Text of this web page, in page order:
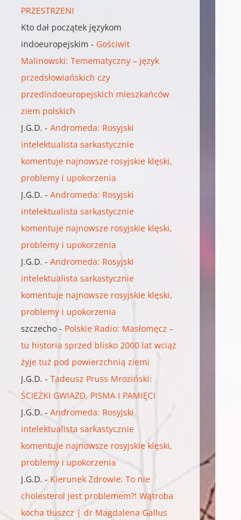
PRZESTRZENI
Kto dał początek językom
indoeuropejskim - Gościwit
Malinowski: Temematyczny – język
przedsłowiańskich czy
przedindoeuropejskich mieszkańców
ziem polskich
J.G.D. -Andromeda: Rosyjski
intelektualista sarkastycznie
komentuje najnowsze rosyjskie klęski,
problemy i upokorzenia
J.G.D. -Andromeda: Rosyjski
intelektualista sarkastycznie
komentuje najnowsze rosyjskie klęski,
problemy i upokorzenia
J.G.D. -Andromeda: Rosyjski
intelektualista sarkastycznie
komentuje najnowsze rosyjskie klęski,
problemy i upokorzenia
szczecho - Polskie Radio: Masłomęcz –
tu historia sprzed blisko 2000 lat wciąż
żyje tuż pod powierzchnią ziemi
J.G.D. -Tadeusz Pruss Mroziński:
ŚCIEŻKI GWIAZD, PISMA I PAMIĘCI
J.G.D. -Andromeda: Rosyjski
intelektualista sarkastycznie
komentuje najnowsze rosyjskie klęski,
problemy i upokorzenia
J.G.D. - Kierunek Zdrowie: To nie
cholesterol jest problemem?! Wątroba
kocha tłuszcz | dr Magdalena Gallus